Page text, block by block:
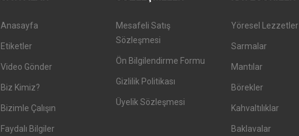
Anasayfa
Etiketler
Video Gönder
Biz Kimiz?
Bizimle Çalışın
Faydalı Bilgiler
Mesafeli Satış
Sözleşmesi
Ön Bilgilendirme Formu
Gizlilik Politikası
Üyelik Sözleşmesi
Yöresel Lezzetler
Sarmalar
Mantılar
Börekler
Kahvaltılıklar
Baklavalar